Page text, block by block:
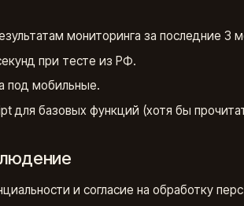
мониторинга за последние 3
при тесте из РФ.
под мобильные.
для базовых функций (хотя бы
и согласие на обработку